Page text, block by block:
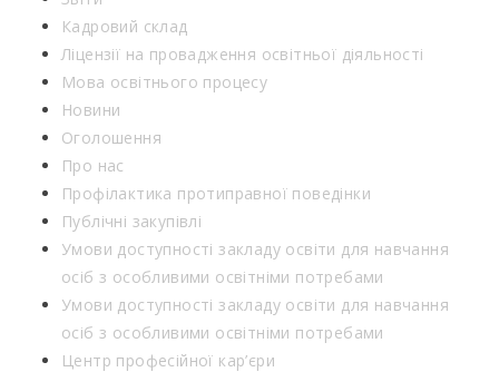
Кадровий склад
Ліцензії на провадження освітньої діяльності
Мова освітнього процесу
Новини
Оголошення
Про нас
Профілактика протиправної поведінки
Публічні закупівлі
Умови доступності закладу освіти для навчання
осіб з особливими освітніми потребами
Умови доступності закладу освіти для навчання
осіб з особливими освітніми потребами
Центр професійної кар’єри